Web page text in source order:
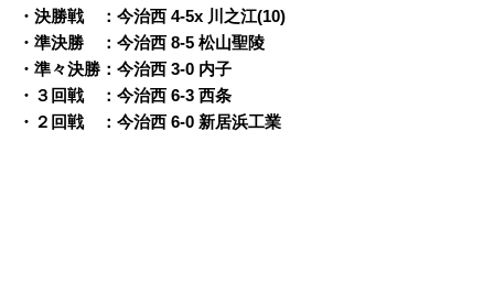
・決勝戦 ：今治西 4-5x 川之江(10)
・準決勝 ：今治西 8-5 松山聖陵
・準々決勝：今治西 3-0 内子
・３回戦 ：今治西 6-3 西条
・２回戦 ：今治西 6-0 新居浜工業